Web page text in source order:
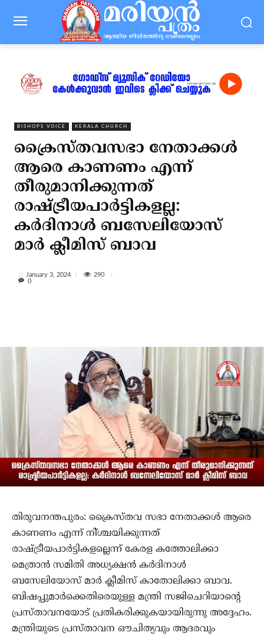
BISHOPS VOICE KERALA CHURCH
ക്രൈസ്തവസഭാ നേതാക്കള്‍
ആരെ കാണണം എന്ന്
തീരുമാനിക്കുന്നത്
രാഷ്ട്രീയപാര്‍ട്ടികളല്ല:
കര്‍ദിനാള്‍ ബസേലിയോസ്
മാര്‍ ക്ലീമിസ് ബാവ
January 3, 2024
290
0
തിരുവനന്തപുരം: ക്രൈസ്തവ സഭാ നേതാക്കള്‍ ആരെ
കാണണം എന്ന് നി്ശ്ചയിക്കുന്നത്
രാഷ്ട്രീയപാര്‍ട്ടികളല്ലെന്ന് കേരള കത്തോലിക്കാ
മെത്രാന്‍ സമിതി അധ്യക്ഷന്‍ കര്‍ദിനാള്‍
ബസേലിയോസ് മാര്‍ ക്ലീമിസ് കാതോലിക്കാ ബാവ.
ബിഷപ്പുമാര്‍ക്കെതിരെയുള്ള മന്ത്രി സജിചെറിയാന്റെ
പ്രസ്താവനയോട് പ്രതികരിക്കുകയായിരുന്നു അദ്ദേഹം.
മന്ത്രിയുടെ പ്രസ്താവന ഔചിത്യവും ആദരവും